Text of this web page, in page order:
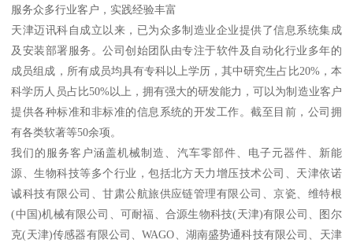
服务众多行业客户，实践经验丰富
天津迈讯科自成立以来，已为众多制造业企业提供了信息系统集成
及安装部署服务。公司创始团队由专注于软件及自动化行业多年的
成员组成，所有成员均具有专科以上学历，其中研究生占比20%，本
科学历人员占比50%以上，拥有强大的研发能力，可以为制造业客户
提供各种标准和非标准的信息系统的开发工作。截至目前，公司拥
有各类软著等50余项。
我们的服务客户涵盖机械制造、汽车零部件、电子元器件、新能
源、生物科技等多个行业，包括北方天力增压技术公司、天津依诺
诚科技有限公司、甘肃公航旅供应链管理有限公司、京瓷、维特根
(中国)机械有限公司、可耐福、合源生物科技(天津)有限公司、图尔
克(天津)传感器有限公司、WAGO、湖南盛势通科技有限公司、天津